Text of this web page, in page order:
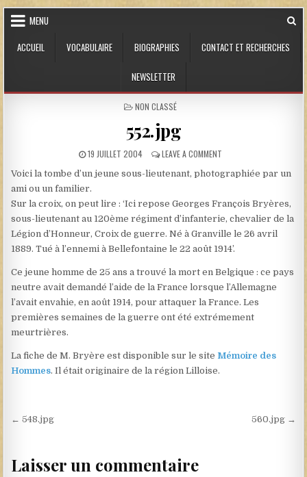
Skip to content
MENU
ACCUEIL
VOCABULAIRE BIOGRAPHIES CONTACT ET RECHERCHES
NEWSLETTER
POSTED IN
NON CLASSÉ
552.jpg
PUBLISHED DATE:
19 JUILLET 2004 LEAVE A COMMENTON 552.JPG
Voici la tombe d’un jeune sous-lieutenant, photographiée par un
ami ou un familier.
Sur la croix, on peut lire : ‘Ici repose Georges François Bryères,
sous-lieutenant au 120ème régiment d’infanterie, chevalier de la
Légion d’Honneur, Croix de guerre. Né à Granville le 26 avril
1889. Tué à l’ennemi à Bellefontaine le 22 août 1914’.
Ce jeune homme de 25 ans a trouvé la mort en Belgique : ce pays
neutre avait demandé l’aide de la France lorsque l’Allemagne
l’avait envahie, en août 1914, pour attaquer la France. Les
premières semaines de la guerre ont été extrémement
meurtrières.
La fiche de M. Bryère est disponible sur le site Mémoire des
Hommes. Il était originaire de la région Lilloise.
Navigation de l’article
← 548.jpg 560.jpg →
Laisser un commentaire